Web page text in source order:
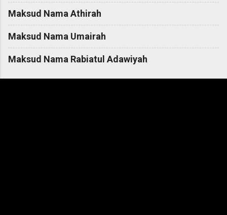
Maksud Nama Athirah
Maksud Nama Umairah
Maksud Nama Rabiatul Adawiyah